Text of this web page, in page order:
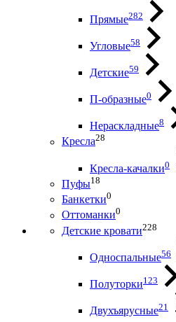
Прямые282
Угловые58
Детские59
П-образные0
Нераскладные8
Кресла28
Кресла-качалки0
Пуфы18
Банкетки0
Оттоманки0
Детские кровати228
Односпальные56
Полуторки123
Двухъярусные21